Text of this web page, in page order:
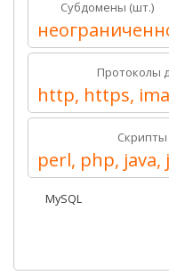
Субдомены (шт.)
Протоколы
http, https,
Скрипты
perl, php, java,
MySQL